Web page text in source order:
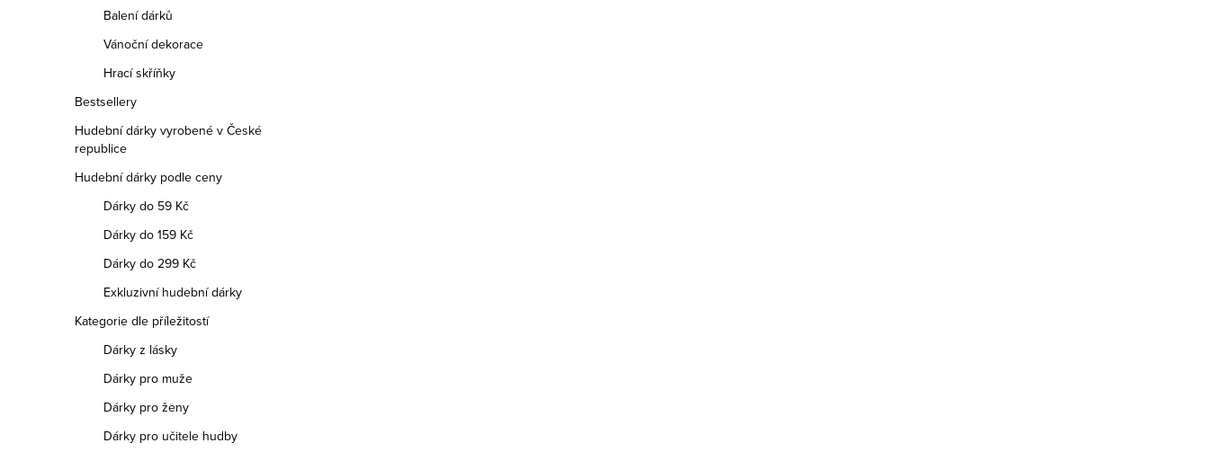
Balení dárků
Vánoční dekorace
Hrací skříňky
Bestsellery
Hudební dárky vyrobené v České
republice
Hudební dárky podle ceny
Dárky do 59 Kč
Dárky do 159 Kč
Dárky do 299 Kč
Exkluzivní hudební dárky
Kategorie dle příležitostí
Dárky z lásky
Dárky pro muže
Dárky pro ženy
Dárky pro učitele hudby